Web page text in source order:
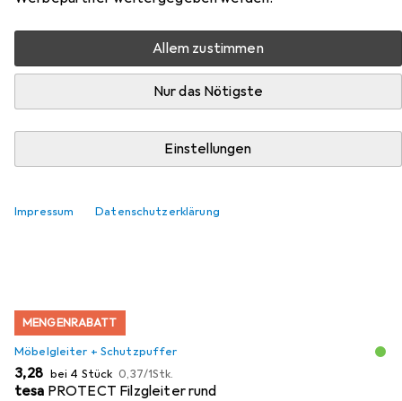
Allem zustimmen
Nur das Nötigste
Einstellungen
Impressum Datenschutzerklärung
MENGENRABATT
Möbelgleiter + Schutzpuffer
EUR
4,17 bei 4 Stück 0,26/1Stk.
PROTECT Filzgleiter rund
Filzgleiter, 16 Stk.
MENGENRABATT
Möbelgleiter + Schutzpuffer
EUR
3,28 bei 4 Stück EUR
0,37/1Stk.
tesa PROTECT Filzgleiter rund